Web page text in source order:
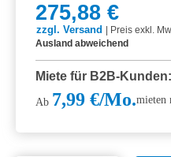
275,88 €
zzgl. Versand
Preis exkl.
Ausland abweichend
Miete für B2B-Kunden:
Ab 7,99 €/Mo.mieten